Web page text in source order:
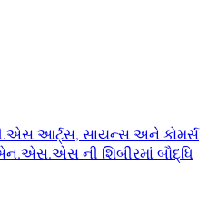
આર્ટ્સ, સાયન્સ અને કોમર્સ
ની શિબીરમાં બૌદ્ધિ